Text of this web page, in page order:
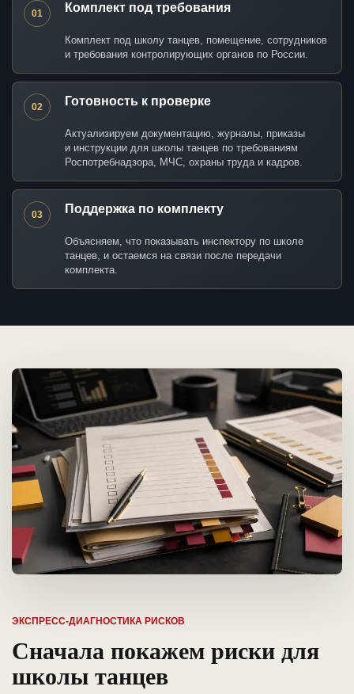
01 Комплект под требования
Комплект под школу танцев, помещение, сотрудников
и требования контролирующих органов по России.
02 Готовность к проверке
Актуализируем документацию, журналы, приказы
и инструкции для школы танцев по требованиям
Роспотребнадзора, МЧС, охраны труда и кадров.
03 Поддержка по комплекту
Объясняем, что показывать инспектору по школе
танцев, и остаемся на связи после передачи
комплекта.
ЭКСПРЕСС-ДИАГНОСТИКА РИСКОВ
Сначала покажем риски для
школы танцев